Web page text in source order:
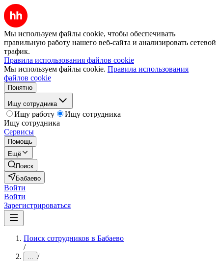
Мы используем файлы cookie, чтобы обеспечивать
правильную работу нашего веб-сайта и анализировать сетевой
трафик.
Правила использования файлов cookie
Мы используем файлы cookie. Правила использования
файлов cookie
Понятно
Ищу сотрудника
Ищу работу
Ищу сотрудника
Ищу сотрудника
Сервисы
Помощь
Ещё
Поиск
Бабаево
Войти
Войти
Зарегистрироваться
Поиск сотрудников в Бабаево
/
... /